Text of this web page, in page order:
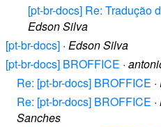
[pt-br-docs] Re: Tradução
Edson Silva
[pt-br-docs] · Edson Silva
[pt-br-docs] BROFFICE ·
Re: [pt-br-docs] BROFFICE ·
Re: [pt-br-docs] BROFFICE ·
Sanches